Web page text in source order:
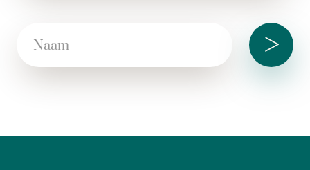
>